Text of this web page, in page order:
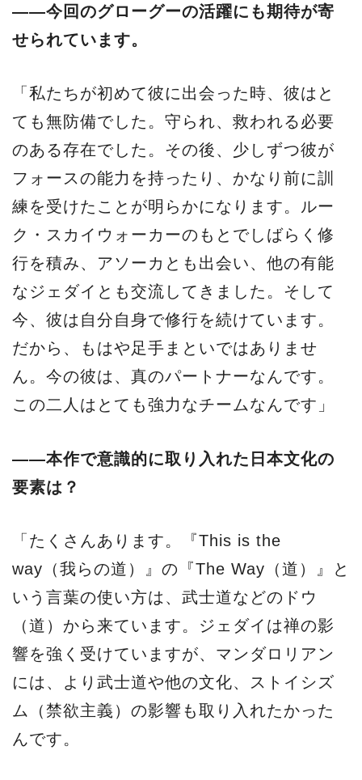
——今回のグローグーの活躍にも期待が寄
せられています。
「私たちが初めて彼に出会った時、彼はと
ても無防備でした。守られ、救われる必要
のある存在でした。その後、少しずつ彼が
フォースの能力を持ったり、かなり前に訓
練を受けたことが明らかになります。ルー
ク・スカイウォーカーのもとでしばらく修
行を積み、アソーカとも出会い、他の有能
なジェダイとも交流してきました。そして
今、彼は自分自身で修行を続けています。
だから、もはや足手まといではありませ
ん。今の彼は、真のパートナーなんです。
この二人はとても強力なチームなんです」
——本作で意識的に取り入れた日本文化の
要素は？
「たくさんあります。『This is the
way（我らの道）』の『The Way（道）』と
いう言葉の使い方は、武士道などのドウ
（道）から来ています。ジェダイは禅の影
響を強く受けていますが、マンダロリアン
には、より武士道や他の文化、ストイシズ
ム（禁欲主義）の影響も取り入れたかった
んです。